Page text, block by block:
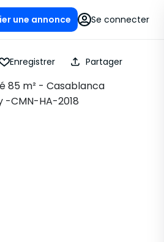
une annonce Se connecter
Enregistrer Partager